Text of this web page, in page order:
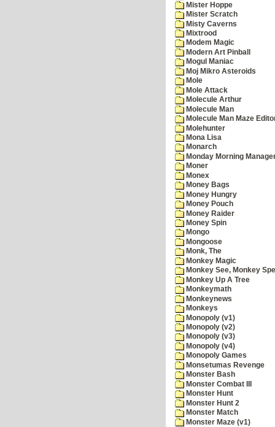
Mister Hoppe
Mister Scratch
Misty Caverns
Mixtrood
Modem Magic
Modern Art Pinball
Mogul Maniac
Moj Mikro Asteroids
Mole
Mole Attack
Molecule Arthur
Molecule Man
Molecule Man Maze
Molehunter
Mona Lisa
Monarch
Monday Morning
Moner
Monex
Money Bags
Money Hungry
Money Pouch
Money Raider
Money Spin
Mongo
Mongoose
Monk, The
Monkey Magic
Monkey See, Monkey
Monkey Up A Tree
Monkeymath
Monkeynews
Monkeys
Monopoly (v1)
Monopoly (v2)
Monopoly (v3)
Monopoly (v4)
Monopoly Games
Monsetumas Revenge
Monster Bash
Monster Combat III
Monster Hunt
Monster Hunt 2
Monster Match
Monster Maze (v1)